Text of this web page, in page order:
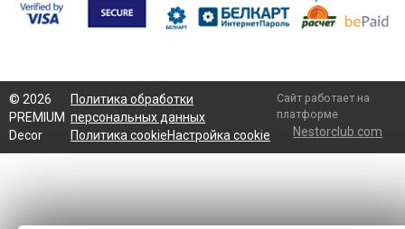
© 2026
PREMIUM
Decor
Политика обработки
персональных данных
Политика cookieНастройка cookie
Сайт работает на
платформе
Nestorclub.com